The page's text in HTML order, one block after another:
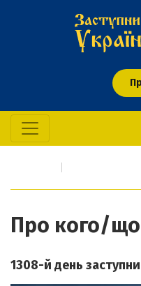
Про кого/
1308-й день